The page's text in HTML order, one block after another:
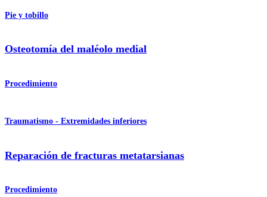
Pie y tobillo
Osteotomía del maléolo medial
Procedimiento
Traumatismo - Extremidades inferiores
Reparación de fracturas metatarsianas
Procedimiento